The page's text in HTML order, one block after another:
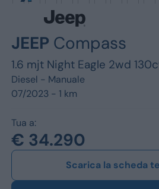
JEEP Compass
1.6 mjt Night Eagle 2wd
Diesel - Manuale
07/2023 - 1 km
Tua a:
€ 34.290
Scarica la scheda